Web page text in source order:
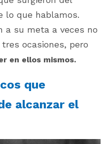
lo que hablamos.
a su meta a veces no
ocasiones, pero
en ellos mismos.
que
alcanzar el